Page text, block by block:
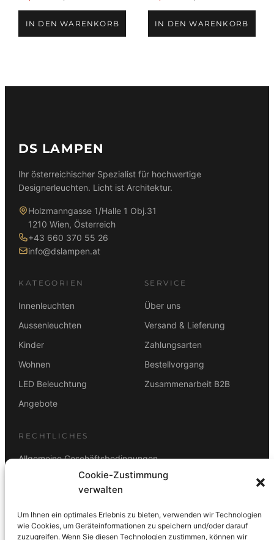
Cookie-Zustimmung
verwalten
Um Ihnen ein optimales Erlebnis zu bieten, verwenden wir Technologien
wie Cookies, um Geräteinformationen zu speichern und/oder darauf
zuzugreifen. Wenn Sie diesen Technologien zustimmen, können wir
war:
ist:IN DEN WARENKORB
war:
ist:IN DEN WARENKORB
DS LAMPEN
Ihr österreichischer Spezialist für hochwertige
Designerleuchten. Licht ist Architektur.
Holzmanngasse 1/Halle 1 Obj.31
1210 Wien, Österreich
+43 660 370 55 26
info@dslampen.at
KATEGORIEN
Innenleuchten
Aussenleuchten
Kinder
Wohnen
LED Beleuchtung
Angebote
SERVICE
Über uns
Versand & Lieferung
Zahlungsarten
Bestellvorgang
Zusammenarbeit B2B
RECHTLICHES
Allgemeine Geschäftsbedingungen
Rücktrittsbelehrung